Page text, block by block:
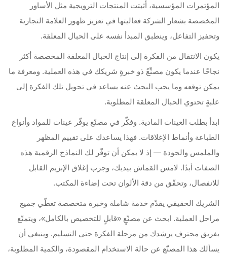
المؤتمرات المؤسسية، أثبتت المنتجات الترويجية مثل الأساور
المخصصة بشعار الشركة فعاليتها في تعزيز ظهور العلامة التجارية
وتحفيز التفاعل، وينطبق المبدأ نفسه على الحبال المعلقة.
يكون الانتقال من الفكرة إلى إنتاج الحبال المعلقة المخصصة أكثر
نجاحًا عندما يكون مصنِّعٌ ذو خبرةٍ شريكك في هذه العملية. ومعرفة ما
يمكن توقعه وما يجب البحث عنه يساعد في تحويل تلك الفكرة إلى
علبةٍ تحتوي الحبال المعلقة المطلوبة.
ابدأ بطلب العينات المادية. وفكّر في مصنّع يوفّر عينات للمواد وأنواع
الطباعة وأنماط الإغلاقات. فهذا يساعدك على تقييم المظهر
والملمس والجودة — إذ لا يمكن أن توفّر لك النماذج الرقمية هذه
الصفات أبدًا. لامس القماش بيديك، وجرب إغلاق الإبزيم القابل
للانفصال، وتحقّق من دقة الألوان تحت إضاءة المكتب.
الشريك الحقيقي يقدّم خدمة شاملة وخبرة متخصصة تغطّي جميع
مراحل العملية. ابحث عن مصنّعٍ «قابلٍ للتخصيص بالكامل»، ويتمتّع
بفريق محترف يرشدك من مرحلة الفكرة حتى التسليم. وينبغي أن
يسألك هذا المصنّع عن حالة الاستخدام المقصودة، والكمية المطلوبة،